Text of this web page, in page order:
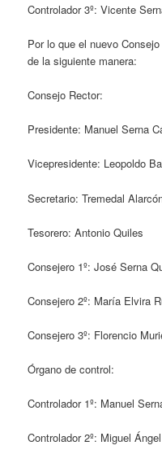
Controlador 3º: Vicente
Por lo que el nuevo
de la siguiente manera:
Consejo Rector:
Presidente: Manuel Serna
Vicepresidente: Leopoldo
Secretario: Tremedal
Tesorero: Antonio Quiles
Consejero 1º: José Serna
Consejero 2º: María Elvira
Consejero 3º: Florencio
Órgano de control:
Controlador 1º: Manuel
Controlador 2º: Miguel